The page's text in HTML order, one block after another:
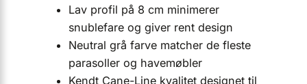
Lav profil på 8 cm minimerer
snublefare og giver rent design
Neutral grå farve matcher de fleste
parasoller og havemøbler
Kendt Cane-Line kvalitet designet til